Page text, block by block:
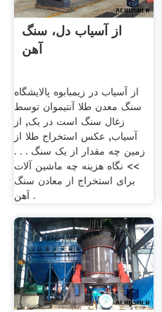
از آسیاب دل، سنگ
آهن
از آسیاب در زیمبابوه پالایشگاه
سنگ معدن طلا آنتیموان توسط
زغال سنگ است در یک, از
آسیاب, عکس استخراج طلا از
زمین چه مقدار از یک سنگ . . .
>> نگاه هزینه چه ماشین آلات
برای استخراج از معادن سنگ
آهن .